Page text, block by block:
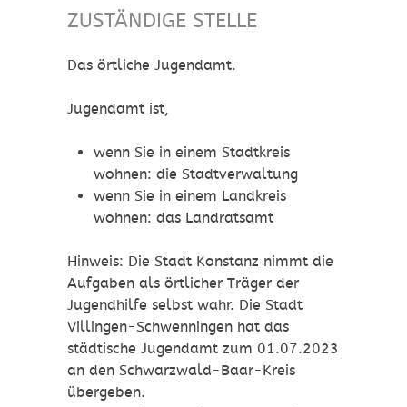
ZUSTÄNDIGE STELLE
Das örtliche Jugendamt.
Jugendamt ist,
wenn Sie in einem Stadtkreis
wohnen: die Stadtverwaltung
wenn Sie in einem Landkreis
wohnen: das Landratsamt
Hinweis: Die Stadt Konstanz nimmt die
Aufgaben als örtlicher Träger der
Jugendhilfe selbst wahr. Die Stadt
Villingen-Schwenningen hat das
städtische Jugendamt zum 01.07.2023
an den Schwarzwald-Baar-Kreis
übergeben.